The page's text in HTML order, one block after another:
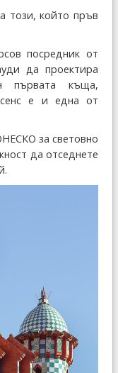
този, който пръв
посредник от
да проектира
първата къща,
е и една от
за световно
да отседнете